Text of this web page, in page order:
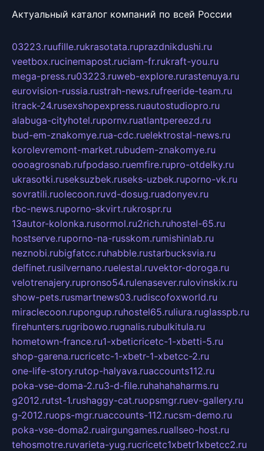
Актуальный каталог компаний по всей России
03223.ruufille.rukrasotata.ruprazdnikdushi.ru
veetbox.rucinemapost.ruciam-fr.rukraft-you.ru
mega-press.ru03223.ruweb-explore.rurastenuya.ru
eurovision-russia.rustrah-news.rufreeride-team.ru
itrack-24.rusexshopexpress.ruautostudiopro.ru
alabuga-cityhotel.rupornv.ruatlantpereezd.ru
bud-em-znakomye.rua-cdc.ruelektrostal-news.ru
korolevremont-market.rubudem-znakomye.ru
oooagrosnab.rufpodaso.ruemfire.rupro-otdelky.ru
ukrasotki.ruseksuzbek.ruseks-uzbek.ruporno-vk.ru
sovratili.ruolecoon.ruvd-dosug.ruadonyev.ru
rbc-news.ruporno-skvirt.rukrospr.ru
13autor-kolonka.rusormol.ru2rich.ruhostel-65.ru
hostserve.ruporno-na-russkom.rumishinlab.ru
neznobi.rubigfatcc.ruhabble.rustarbucksvia.ru
delfinet.rusilvernano.ruelestal.ruvektor-doroga.ru
velotrenajery.rupronso54.rulenasever.rulovinskix.ru
show-pets.rusmartnews03.rudiscofoxworld.ru
miraclecoon.rupongup.ruhostel65.ruliura.ruglasspb.ru
firehunters.rugribowo.rugnalis.rubulkitula.ru
hometown-france.ru1-xbeticricetc-1-xbetti-5.ru
shop-garena.rucricetc-1-xbetr-1-xbetcc-2.ru
one-life-story.rutop-halyava.ruaccounts112.ru
poka-vse-doma-2.ru3-d-file.ruhahahaharms.ru
g2012.rutst-1.rushaggy-cat.ruopsmgr.ruev-gallery.ru
g-2012.ruops-mgr.ruaccounts-112.rucsm-demo.ru
poka-vse-doma2.ruairgungames.ruallseo-host.ru
tehosmotre.ruvarieta-yug.rucricetc1xbetr1xbetcc2.ru